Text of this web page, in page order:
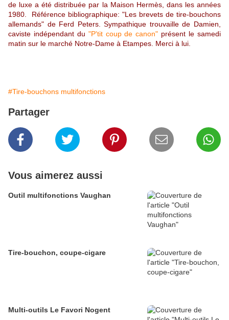
de luxe a été distribuée par la Maison Hermès, dans les années
1980. Référence bibliographique: "Les brevets de tire-bouchons
allemands" de Ferd Peters. Sympathique trouvaille de Damien,
caviste indépendant du "P'tit coup de canon" présent le samedi
matin sur le marché Notre-Dame à Etampes. Merci à lui.
#Tire-bouchons multifonctions
Partager
Vous aimerez aussi
Outil multifonctions Vaughan
Tire-bouchon, coupe-cigare
Multi-outils Le Favori Nogent